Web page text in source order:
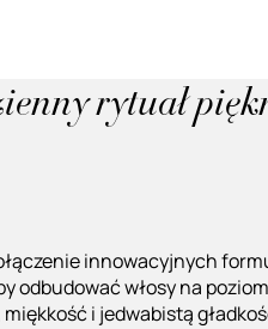
rytuał
innowacyjnych
odbudować włosy na
i jedwabistą